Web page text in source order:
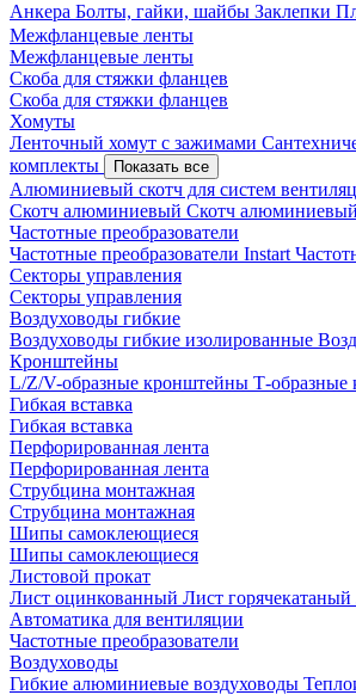
Анкера Болты, гайки, шайбы Заклепки
Межфланцевые ленты
Межфланцевые ленты
Скоба для стяжки фланцев
Скоба для стяжки фланцев
Хомуты
Ленточный хомут с зажимами
комплекты
Показать все
Алюминиевый скотч для систем
Скотч алюминиевый Скотч
Частотные преобразователи
Частотные преобразователи Instart
Секторы управления
Секторы управления
Воздуховоды гибкие
Воздуховоды гибкие изолированные
Кронштейны
L/Z/V-образные кронштейны Т-
Гибкая вставка
Гибкая вставка
Перфорированная лента
Перфорированная лента
Струбцина монтажная
Струбцина монтажная
Шипы самоклеющиеся
Шипы самоклеющиеся
Листовой прокат
Лист оцинкованный Лист горячекатаный
Автоматика для вентиляции
Частотные преобразователи
Воздуховоды
Гибкие алюминиевые воздуховоды